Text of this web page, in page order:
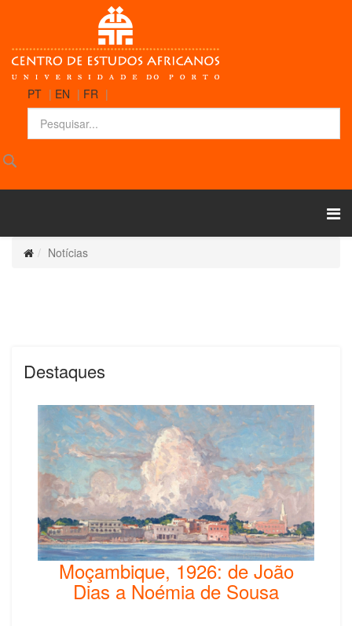
PT | EN | FR |
Notícias
Destaques
Moçambique, 1926: de João
Dias a Noémia de Sousa